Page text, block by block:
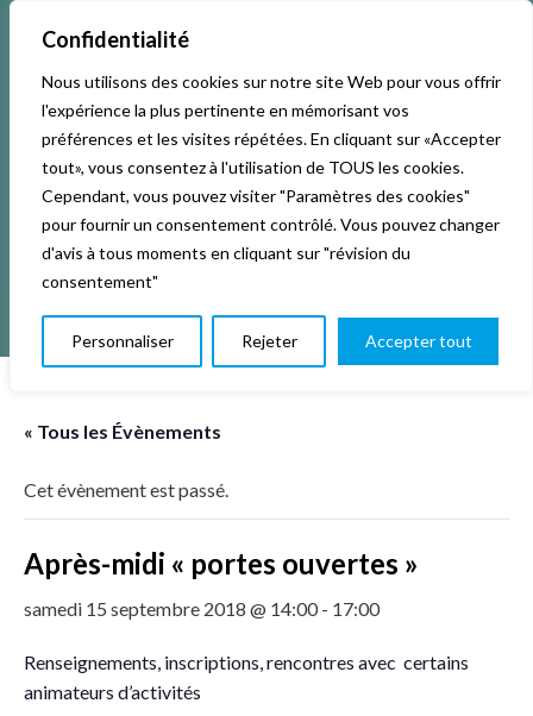
Confidentialité
Nous utilisons des cookies sur notre site Web pour vous offrir
l'expérience la plus pertinente en mémorisant vos
préférences et les visites répétées. En cliquant sur «Accepter
tout», vous consentez à l'utilisation de TOUS les cookies.
Cependant, vous pouvez visiter "Paramètres des cookies"
pour fournir un consentement contrôlé. Vous pouvez changer
d'avis à tous moments en cliquant sur "révision du
consentement"
Personnaliser Rejeter Accepter tout
Accueil Activités & Inscriptions
Événements Studios L’association
La vie de La KAB’ Club
« Tous les Évènements
Cet évènement est passé.
Après-midi « portes ouvertes »
samedi 15 septembre 2018 @ 14:00- 17:00
Renseignements, inscriptions, rencontres avec certains
animateurs d’activités